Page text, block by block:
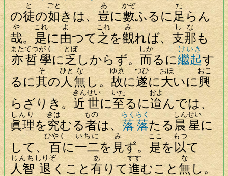
の徒
と
の如
ごと
きは、豈
あ
に數
かぞ
ふるに足
た
らん
哉
や
。是
これ
に由
よ
つて之
これ
を觀
み
れば、支那
しな
も
亦
また
哲學
てつがく
に乏
とぼ
しからず。而
しか
るに繼起
けいき
す
るに其
そ
の人
ひと
無
な
し。故
ゆゑ
に遂
つひ
に大
おほ
いに興
おこ
らざりき。 近世
きんせい
に至
いた
るに迨
およ
んでは、
眞理
しんり
を究
きは
むる者
もの
は、落落
らくらく
たる晨星
しんせい
に
して、 百
ひやく
に一二
いちに
を見
み
ず。是
ここ
を以
もつ
て
人智
じんち
退
しりぞ
くこと 有
あ
りて進
すす
むこと無
な
し。